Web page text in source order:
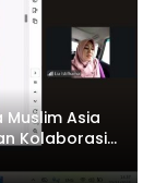
Muslim Asia
Kolaborasi